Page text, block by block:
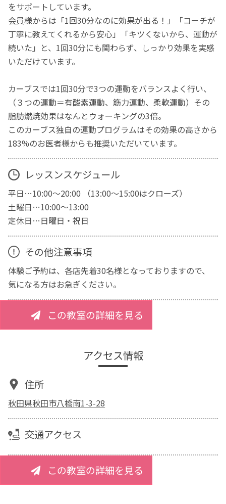
をサポートしています。
会員様からは「1回30分なのに効果が出る！」「コーチが
丁寧に教えてくれるから安心」「キツくないから、運動が
続いた」と、1回30分にも関わらず、しっかり効果を実感
いただけています。
カーブスでは1回30分で3つの運動をバランスよく行い、
（３つの運動＝有酸素運動、筋力運動、柔軟運動）その
脂肪燃焼効果はなんとウォーキングの3倍。
このカーブス独自の運動プログラムはその効果の高さから
183%のお医者様からも推奨いただいています。
レッスンスケジュール
平日…10:00～20:00 （13:00～15:00はクローズ）
土曜日…10:00～13:00
定休日…日曜日・祝日
その他注意事項
体験ご予約は、各店先着30名様となっておりますので、
気になる方はお急ぎください。
この教室の詳細を見る
アクセス情報
住所
秋田県秋田市八橋南1-3-28
交通アクセス
この教室の詳細を見る